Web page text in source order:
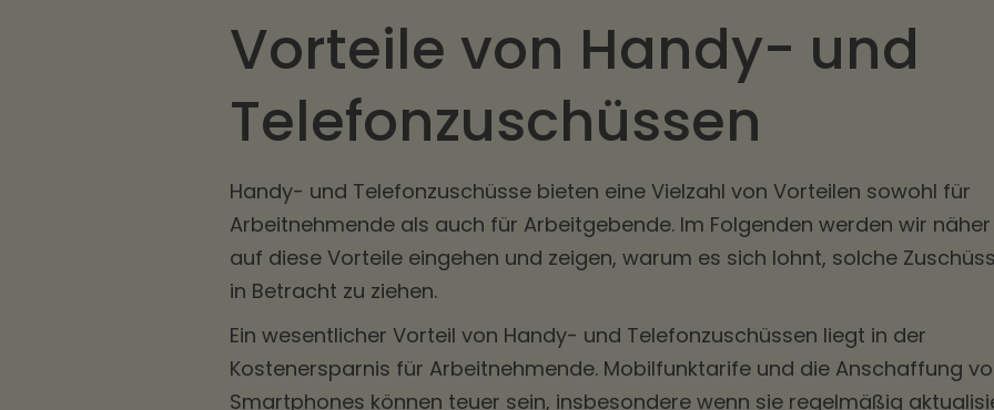
Vorteile von Handy- und
Telefonzuschüssen
Handy- und Telefonzuschüsse bieten eine Vielzahl von Vorteilen sowohl für
Arbeitnehmende als auch für Arbeitgebende. Im Folgenden werden wir näher
auf diese Vorteile eingehen und zeigen, warum es sich lohnt, solche
in Betracht zu ziehen.
Ein wesentlicher Vorteil von Handy- und Telefonzuschüssen liegt in der
Kostenersparnis für Arbeitnehmende. Mobilfunktarife und die Anschaffung
Smartphones können teuer sein, insbesondere wenn sie regelmäßig